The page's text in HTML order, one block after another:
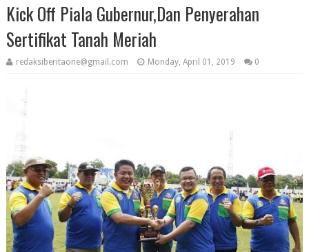
Kick Off Piala Gubernur,Dan Penyerahan
Sertifikat Tanah Meriah
redaksiberitaone@gmail.com Monday, April 01, 2019 0